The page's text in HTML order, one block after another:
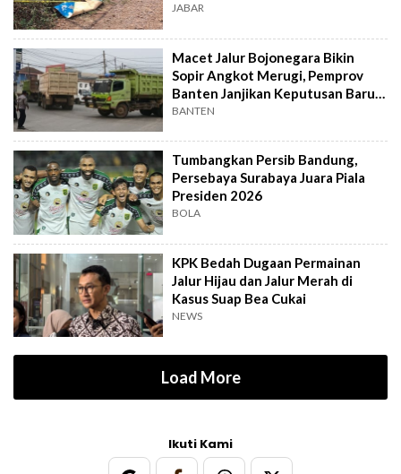
JABAR
Macet Jalur Bojonegara Bikin
Sopir Angkot Merugi, Pemprov
Banten Janjikan Keputusan Baru 4
Hari Lagi
BANTEN
Tumbangkan Persib Bandung,
Persebaya Surabaya Juara Piala
Presiden 2026
BOLA
KPK Bedah Dugaan Permainan
Jalur Hijau dan Jalur Merah di
Kasus Suap Bea Cukai
NEWS
Load More
Ikuti Kami